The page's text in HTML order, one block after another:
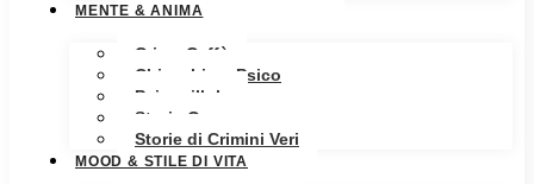
MENTE & ANIMA
Crime Caffè
Chiacchiere Psico
Psicopillole
Storia Oscura
Storie di Crimini Veri
MOOD & STILE DI VITA